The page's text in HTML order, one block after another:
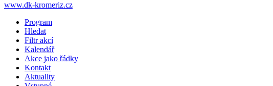
www.dk-kromeriz.cz
Program
Hledat
Filtr akcí
Kalendář
Akce jako řádky
Kontakt
Aktuality